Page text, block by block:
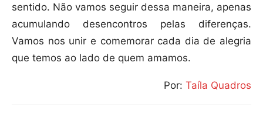
sentido. Não vamos seguir dessa maneira, apenas
acumulando desencontros pelas diferenças.
Vamos nos unir e comemorar cada dia de alegria
que temos ao lado de quem amamos.
Por: Taíla Quadros